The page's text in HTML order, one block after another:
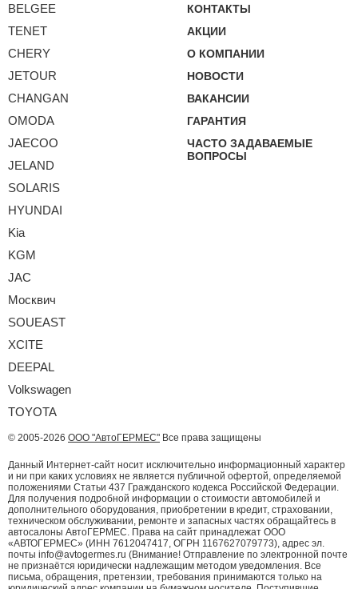
BELGEE
TENET
CHERY
JETOUR
CHANGAN
OMODA
JAECOO
JELAND
SOLARIS
HYUNDAI
Kia
KGM
JAC
Москвич
SOUEAST
XCITE
DEEPAL
Volkswagen
TOYOTA
КОНТАКТЫ
АКЦИИ
О КОМПАНИИ
НОВОСТИ
ВАКАНСИИ
ГАРАНТИЯ
ЧАСТО ЗАДАВАЕМЫЕ
ВОПРОСЫ
© 2005-2026 ООО "АвтоГЕРМЕС" Все права защищены
Данный Интернет-сайт носит исключительно информационный характер
и ни при каких условиях не является публичной офертой, определяемой
положениями Статьи 437 Гражданского кодекса Российской Федерации.
Для получения подробной информации о стоимости автомобилей и
дополнительного оборудования, приобретении в кредит, страховании,
техническом обслуживании, ремонте и запасных частях обращайтесь в
автосалоны АвтоГЕРМЕС. Права на сайт принадлежат ООО
«АВТОГЕРМЕС» (ИНН 7612047417, ОГРН 1167627079773), адрес эл.
почты info@avtogermes.ru (Внимание! Отправление по электронной почте
не признаётся юридически надлежащим методом уведомления. Все
письма, обращения, претензии, требования принимаются только на